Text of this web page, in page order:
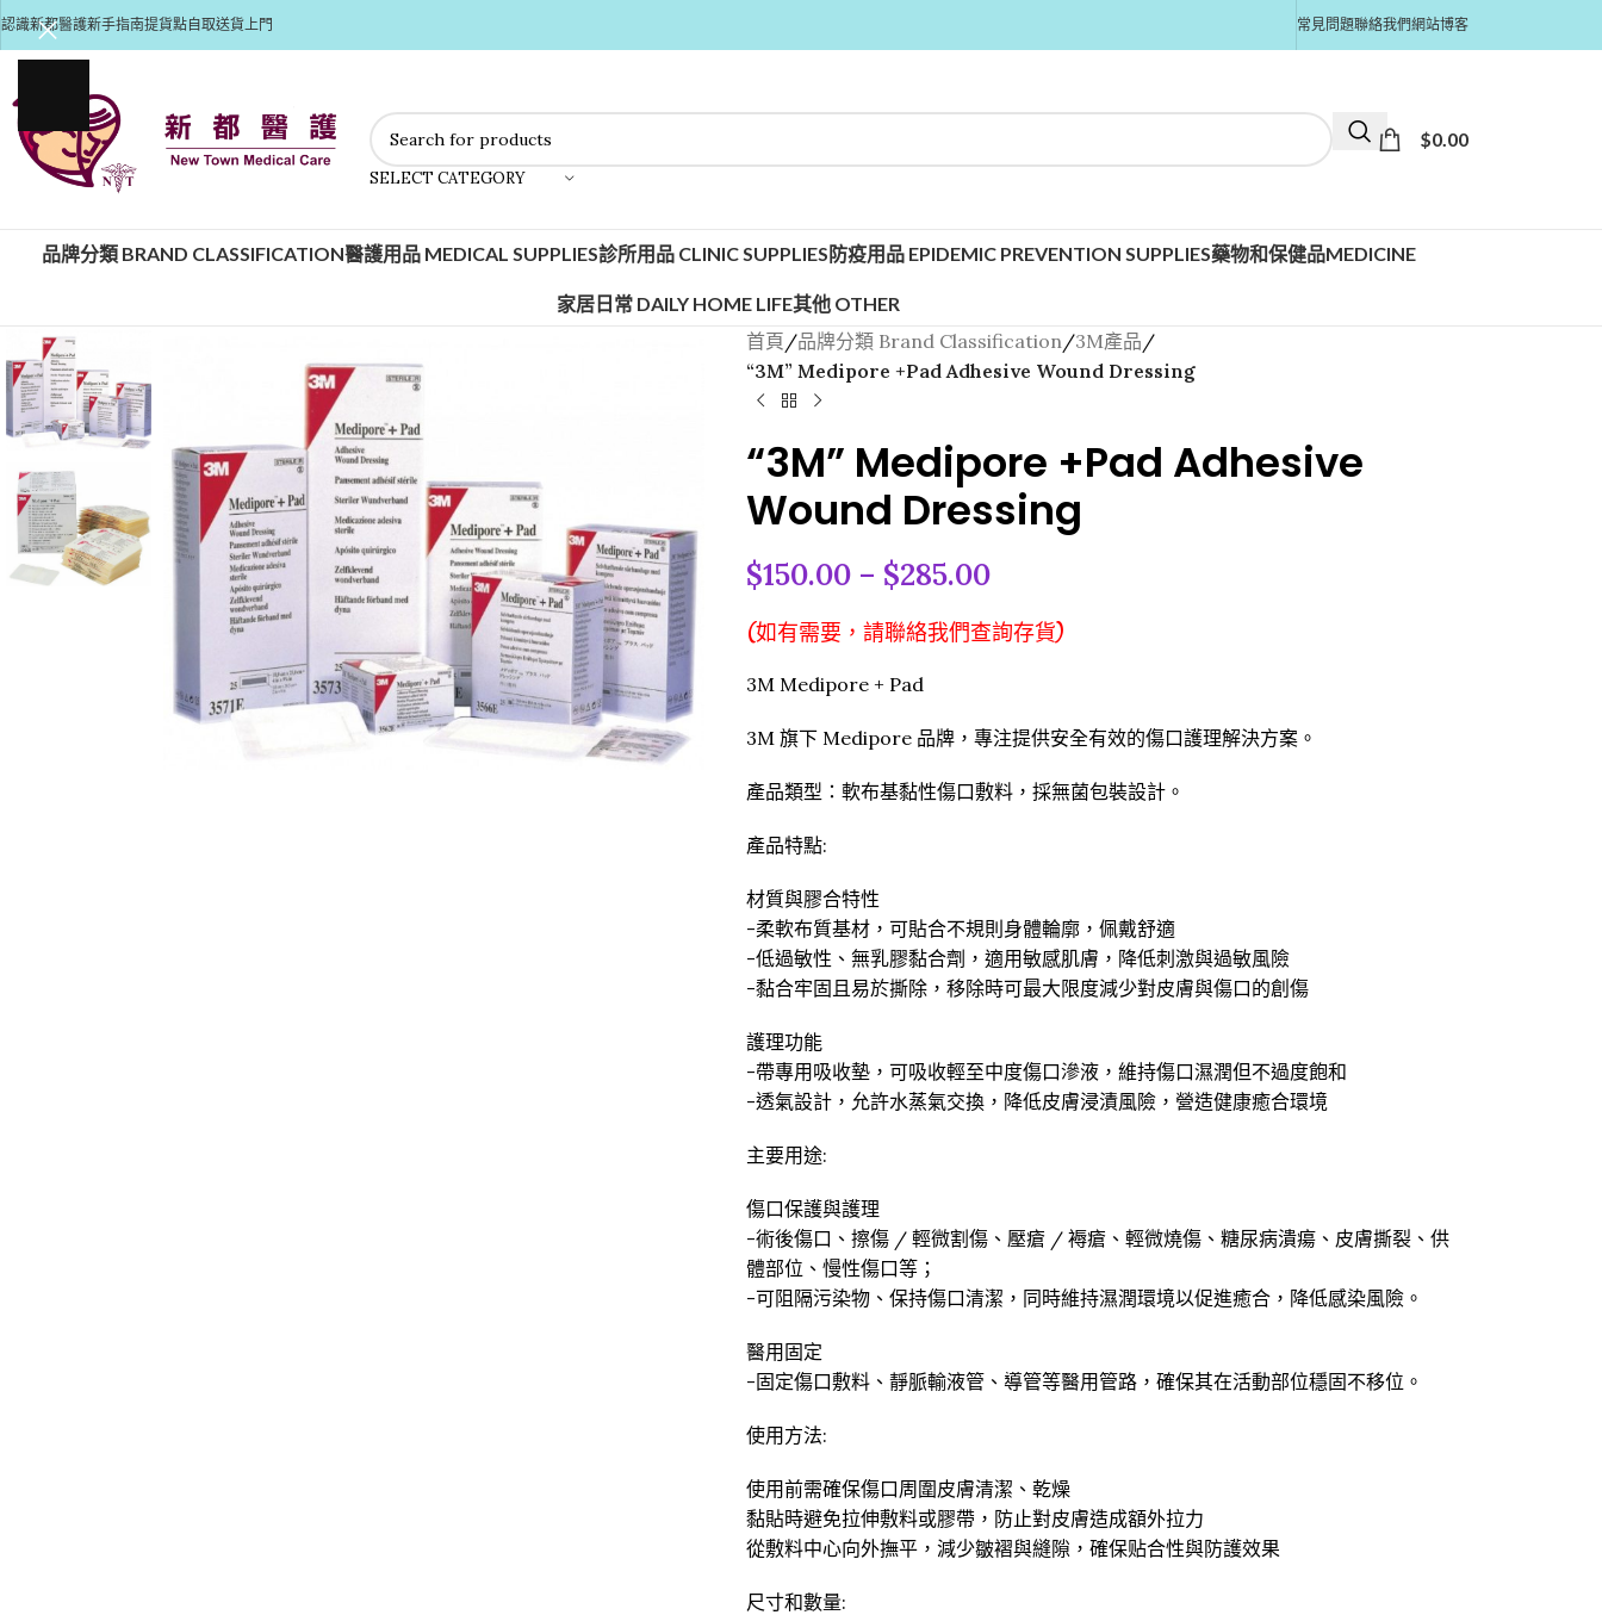
認識新都醫護新手指南提貨點自取送貨上門 常見問題聯絡我們網站博客
SELECT CATEGORY
$0.00
品牌分類 BRAND CLASSIFICATION醫護用品 MEDICAL SUPPLIES診所用品 CLINIC SUPPLIES防疫用品 EPIDEMIC PREVENTION SUPPLIES藥物和保健品MEDICINE
家居日常 DAILY HOME LIFE其他 OTHER
首頁/品牌分類 Brand Classification/3M產品/
“3M” Medipore +Pad Adhesive Wound Dressing
“3M” Medipore +Pad Adhesive
Wound Dressing
$150.00 – $285.00
(如有需要，請聯絡我們查詢存貨)
3M Medipore + Pad
3M 旗下 Medipore 品牌，專注提供安全有效的傷口護理解決方案。
產品類型：軟布基黏性傷口敷料，採無菌包裝設計。
產品特點:
材質與膠合特性
-柔軟布質基材，可貼合不規則身體輪廓，佩戴舒適
-低過敏性、無乳膠黏合劑，適用敏感肌膚，降低刺激與過敏風險
-黏合牢固且易於撕除，移除時可最大限度減少對皮膚與傷口的創傷
護理功能
-帶專用吸收墊，可吸收輕至中度傷口滲液，維持傷口濕潤但不過度飽和
-透氣設計，允許水蒸氣交換，降低皮膚浸漬風險，營造健康癒合環境
主要用途:
傷口保護與護理
-術後傷口、擦傷 / 輕微割傷、壓瘡 / 褥瘡、輕微燒傷、糖尿病潰瘍、皮膚撕裂、供
體部位、慢性傷口等；
-可阻隔污染物、保持傷口清潔，同時維持濕潤環境以促進癒合，降低感染風險。
醫用固定
-固定傷口敷料、靜脈輸液管、導管等醫用管路，確保其在活動部位穩固不移位。
使用方法:
使用前需確保傷口周圍皮膚清潔、乾燥
黏貼時避免拉伸敷料或膠帶，防止對皮膚造成額外拉力
從敷料中心向外撫平，減少皺褶與縫隙，確保贴合性與防護效果
尺寸和數量: